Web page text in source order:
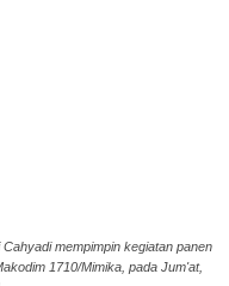
mempimpin kegiatan panen
1710/Mimika, pada Jum'at,